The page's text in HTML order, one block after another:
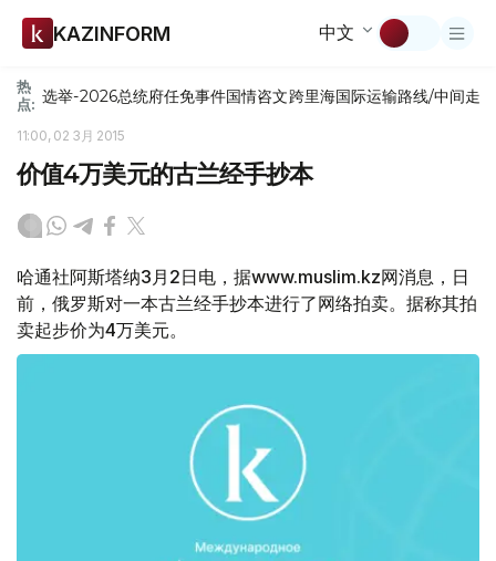
KAZINFORM 中文
热
点: 选举-2026总统府任免事件国情咨文跨里海国际运输路线/中间走廊
11:00, 02 3月 2015
价值4万美元的古兰经手抄本
哈通社阿斯塔纳3月2日电，据www.muslim.kz网消息，日
前，俄罗斯对一本古兰经手抄本进行了网络拍卖。据称其拍
卖起步价为4万美元。